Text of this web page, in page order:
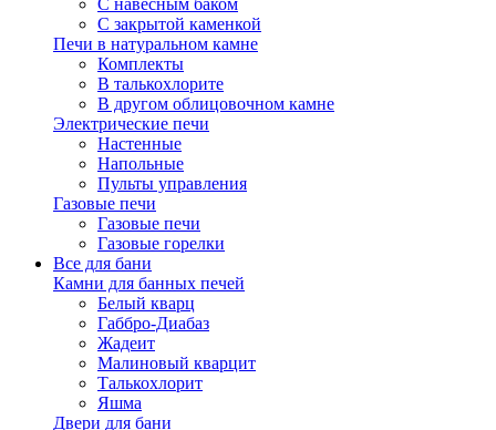
С навесным баком
С закрытой каменкой
Печи в натуральном камне
Комплекты
В талькохлорите
В другом облицовочном камне
Электрические печи
Настенные
Напольные
Пульты управления
Газовые печи
Газовые печи
Газовые горелки
Все для бани
Камни для банных печей
Белый кварц
Габбро-Диабаз
Жадеит
Малиновый кварцит
Талькохлорит
Яшма
Двери для бани